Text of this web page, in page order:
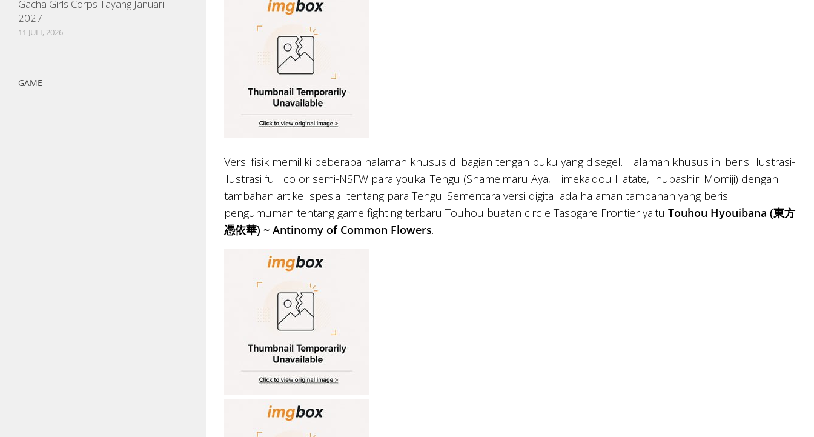
Versi fisik memiliki beberapa halaman khusus di bagian tengah buku yang disegel. Halaman khusus ini berisi ilustrasi-
ilustrasi full color semi-NSFW para youkai Tengu (Shameimaru Aya, Himekaidou Hatate, Inubashiri Momiji) dengan
tambahan artikel spesial tentang para Tengu. Sementara versi digital ada halaman tambahan yang berisi
pengumuman tentang game fighting terbaru Touhou buatan circle Tasogare Frontier yaitu Touhou Hyouibana (東方
憑依華) ~ Antinomy of Common Flowers.
Gacha Girls Corps Tayang Januari
2027
11 JULI, 2026
GAME